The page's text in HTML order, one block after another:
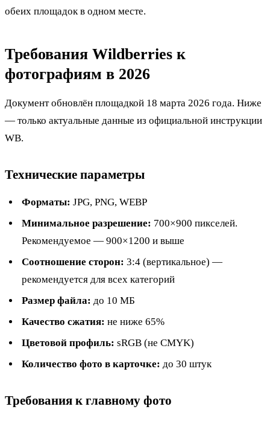
обеих площадок в одном месте.
Требования Wildberries к
фотографиям в 2026
Документ обновлён площадкой 18 марта 2026 года. Ниже
— только актуальные данные из официальной инструкции
WB.
Технические параметры
Форматы: JPG, PNG, WEBP
Минимальное разрешение: 700×900 пикселей.
Рекомендуемое — 900×1200 и выше
Соотношение сторон: 3:4 (вертикальное) —
рекомендуется для всех категорий
Размер файла: до 10 МБ
Качество сжатия: не ниже 65%
Цветовой профиль: sRGB (не CMYK)
Количество фото в карточке: до 30 штук
Требования к главному фото